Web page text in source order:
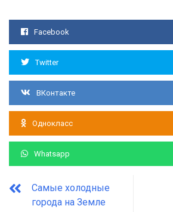
Facebook
Twitter
ВКонтакте
Однокласс
Whatsapp
Самые холодные
города на Земле